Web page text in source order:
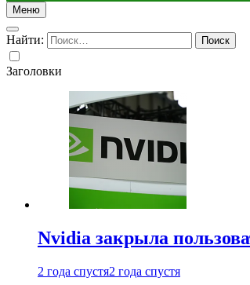
Меню
Найти:
Заголовки
Nvidia закрыла
2 года спустя2 года спустя